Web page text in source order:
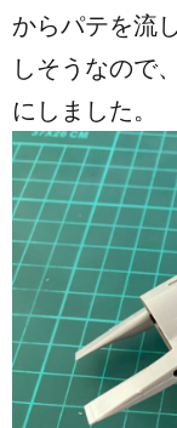
からパテを流
しそうなので
にしました。